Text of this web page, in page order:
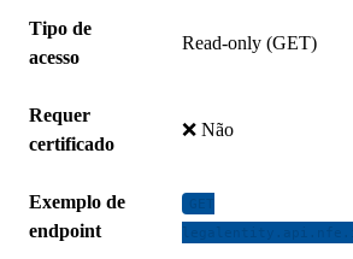
Tipo de
acesso
Read-only (GET)
Requer
certificado
❌ Não
Exemplo de
endpoint